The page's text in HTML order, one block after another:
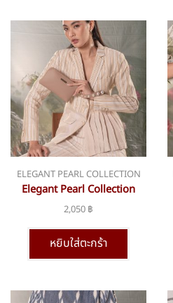
ELEGANT PEARL COLLECTION
Elegant Pearl Collection
bsn-361
2,050 ฿
หยิบใส่ตะกร้า